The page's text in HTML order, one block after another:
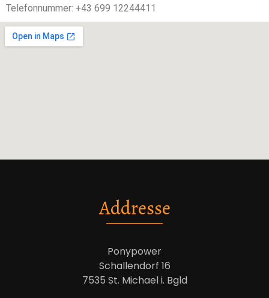
Telefonnummer: +43 699 12244411
Addresse
Ponypower
Schallendorf 16
7535 St. Michael i. Bgld